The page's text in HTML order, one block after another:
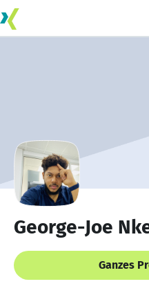
George-Joe
Ganzes